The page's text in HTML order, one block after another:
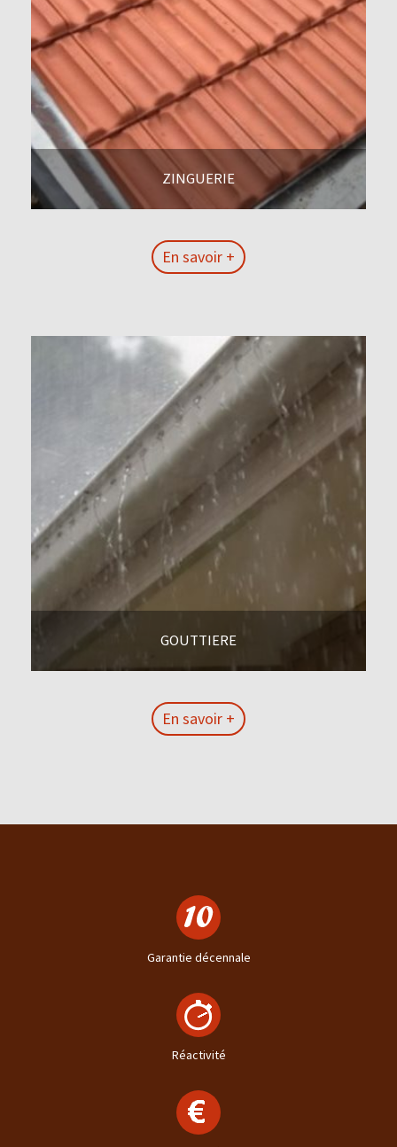
ZINGUERIE
En savoir +
GOUTTIERE
En savoir +
Garantie décennale
Réactivité